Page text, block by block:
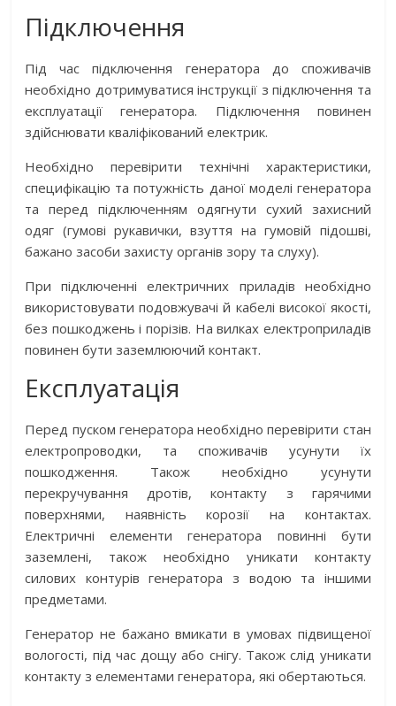
Підключення
Під час підключення генератора до споживачів
необхідно дотримуватися інструкції з підключення та
експлуатації генератора. Підключення повинен
здійснювати кваліфікований електрик.
Необхідно перевірити технічні характеристики,
специфікацію та потужність даної моделі генератора
та перед підключенням одягнути сухий захисний
одяг (гумові рукавички, взуття на гумовій підошві,
бажано засоби захисту органів зору та слуху).
При підключенні електричних приладів необхідно
використовувати подовжувачі й кабелі високої якості,
без пошкоджень і порізів. На вилках електроприладів
повинен бути заземлюючий контакт.
Експлуатація
Перед пуском генератора необхідно перевірити стан
електропроводки, та споживачів усунути їх
пошкодження. Також необхідно усунути
перекручування дротів, контакту з гарячими
поверхнями, наявність корозії на контактах.
Електричні елементи генератора повинні бути
заземлені, також необхідно уникати контакту
силових контурів генератора з водою та іншими
предметами.
Генератор не бажано вмикати в умовах підвищеної
вологості, під час дощу або снігу. Також слід уникати
контакту з елементами генератора, які обертаються.